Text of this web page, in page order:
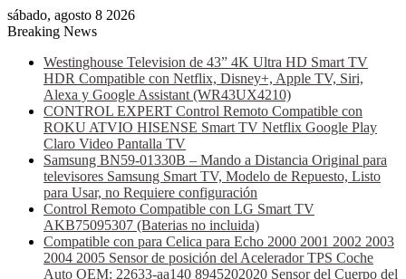
sábado, agosto 8 2026
Breaking News
Westinghouse Television de 43” 4K Ultra HD Smart TV
HDR Compatible con Netflix, Disney+, Apple TV, Siri,
Alexa y Google Assistant (WR43UX4210)
CONTROL EXPERT Control Remoto Compatible con
ROKU ATVIO HISENSE Smart TV Netflix Google Play
Claro Video Pantalla TV
Samsung BN59-01330B – Mando a Distancia Original para
televisores Samsung Smart TV, Modelo de Repuesto, Listo
para Usar, no Requiere configuración
Control Remoto Compatible con LG Smart TV
AKB75095307 (Baterias no incluida)
Compatible con para Celica para Echo 2000 2001 2002 2003
2004 2005 Sensor de posición del Acelerador TPS Coche
Auto OEM: 22633-aa140 8945202020 Sensor del Cuerpo del